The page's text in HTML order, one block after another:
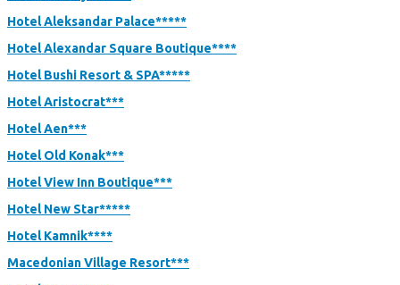
Hotel Aleksandar Palace*****
Hotel Alexandar Square Boutique****
Hotel Bushi Resort & SPA*****
Hotel Aristocrat***
Hotel Aen***
Hotel Old Konak***
Hotel View Inn Boutique***
Hotel New Star*****
Hotel Kamnik****
Macedonian Village Resort***